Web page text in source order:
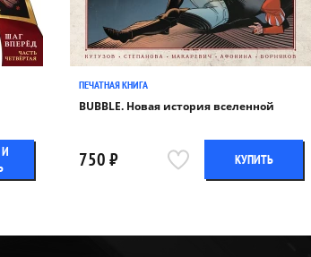
ПЕЧАТНАЯ КНИГА
BUBBLE. Новая история вселенной
750 ₽ КУПИТЬ